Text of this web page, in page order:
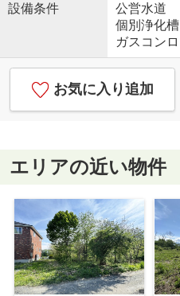
設備条件
公営水道
個別浄化槽
ガスコンロ
お気に入り追加
エリアの近い物件